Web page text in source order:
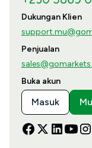
Dukungan Klien
Penjualan
Buka akun
Masuk